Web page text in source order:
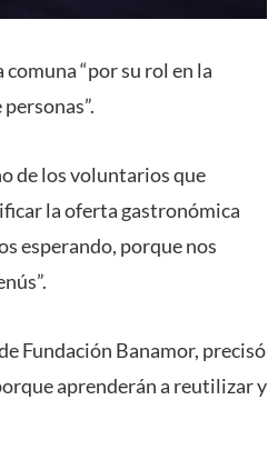
“por su rol en la
de los voluntarios que
la oferta gastronómica
esperando, porque nos
Fundación Banamor, precisó
aprenderán a reutilizar y